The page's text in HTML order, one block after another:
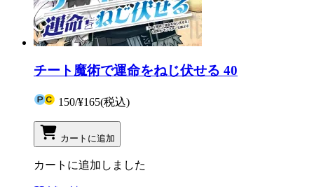
チート魔術で運命をねじ伏せる 40
150/¥165(税込)
カートに追加
カートに追加しました